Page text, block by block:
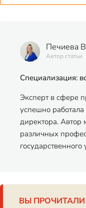
Печиева
Автор статьи
Специализация:
Эксперт в сфере
успешно работала
директора. Автор
различных
ВЫ